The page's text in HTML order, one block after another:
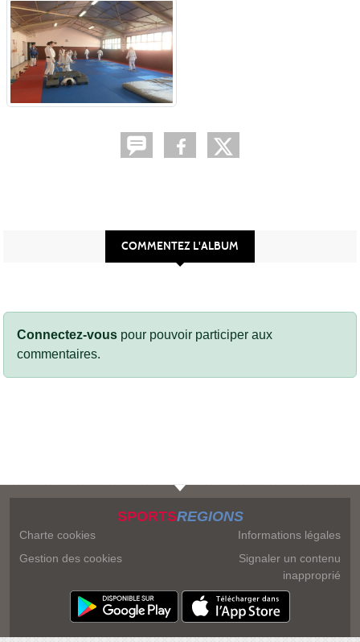
COMMENTEZ L'ALBUM
Connectez-vous pour pouvoir participer aux
commentaires.
SPORTSREGIONS
Charte cookies
Gestion des cookies
Informations légales
Signaler un contenu
inapproprié